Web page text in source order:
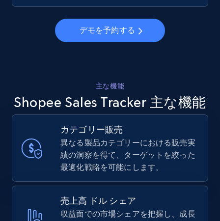
デモを予約する
主な機能
Shopee Sales Tracker 主な機能
カテゴリー販売
異なる製品カテゴリーにおける販売実
績の洞察を得て、ターゲットを絞った
最適化戦略を可能にします。
売上高 ドル シェア
収益面での市場シェアを把握し、成長